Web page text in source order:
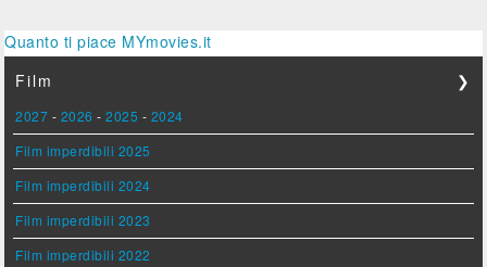
Quanto ti piace MYmovies.it
Film
❯
2027 - 2026 -2025 - 2024
Film imperdibili 2025
Film imperdibili 2024
Film imperdibili 2023
Film imperdibili 2022